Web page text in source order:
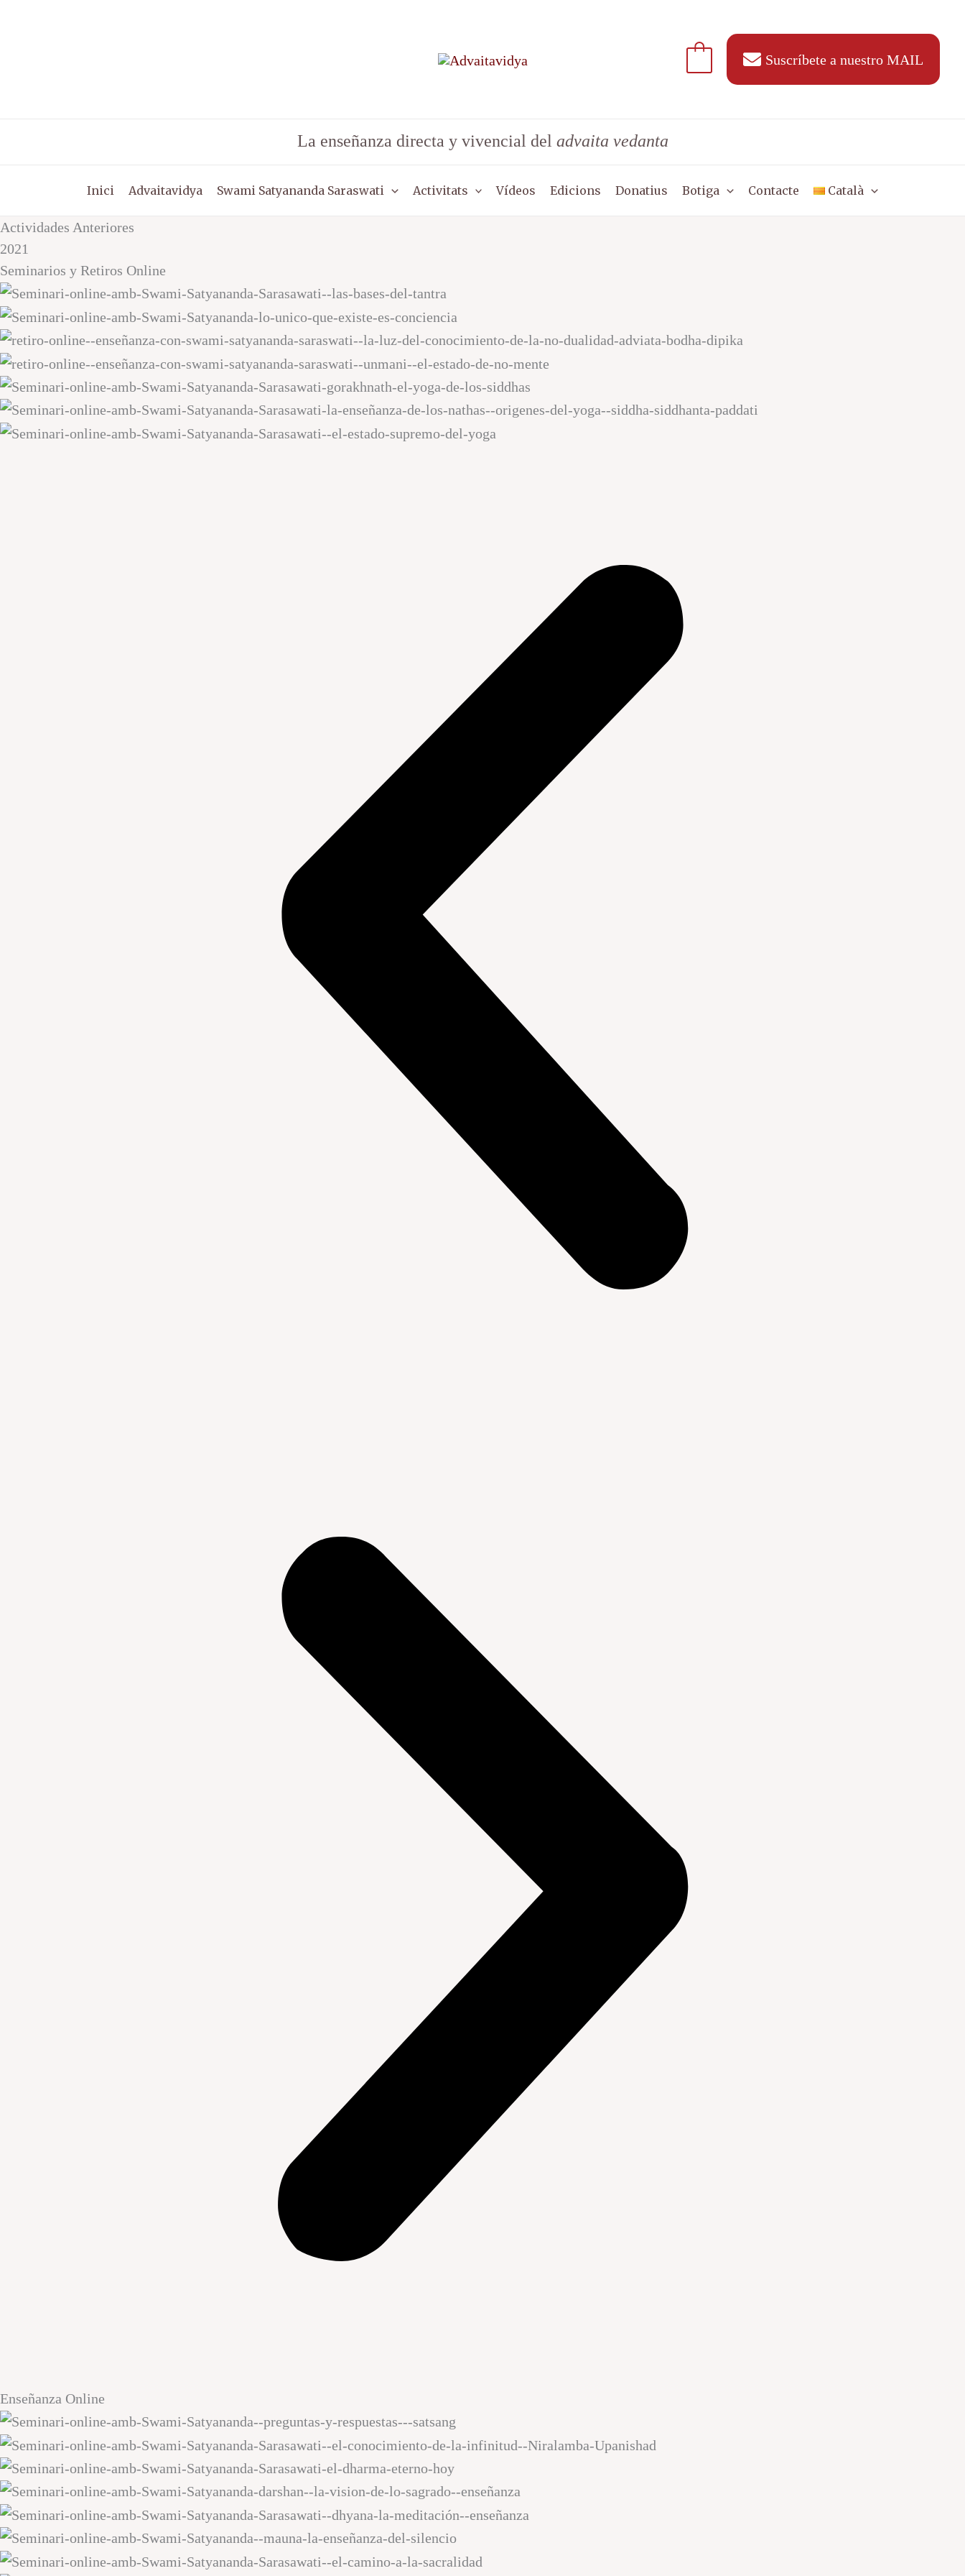
Suscríbete a nuestro MAIL
La enseñanza directa y vivencial del advaita vedanta
Inici Advaitavidya Swami Satyananda Saraswati Activitats Vídeos Edicions Donatius Botiga Contacte Català
Actividades Anteriores
2021
Seminarios y Retiros Online
Enseñanza Online